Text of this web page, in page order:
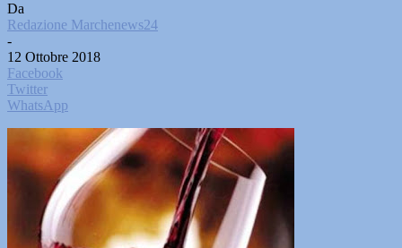
Da
Redazione Marchenews24
-
12 Ottobre 2018
Facebook
Twitter
WhatsApp